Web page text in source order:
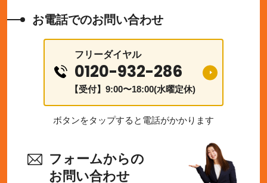
お電話でのお問い合わせ
フリーダイヤル
0120-932-286
【受付】9:00〜18:00(水曜定休)
ボタンをタップすると電話がかかります
フォームからの
お問い合わせ